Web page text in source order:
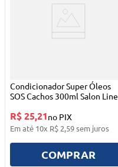
Condicionador Super Óleos
SOS Cachos 300ml Salon Line
R$ 25,21no PIX
Em até 10x R$ 2,59sem juros
COMPRAR